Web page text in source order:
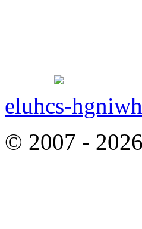
eluhcs-
© 2007 -